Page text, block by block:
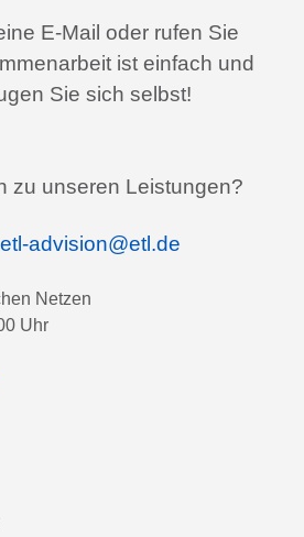
E-Mail oder rufen Sie
ist einfach und
Sie sich selbst!
zu unseren Leistungen?
etl-advision@etl.de
Netzen
Uhr